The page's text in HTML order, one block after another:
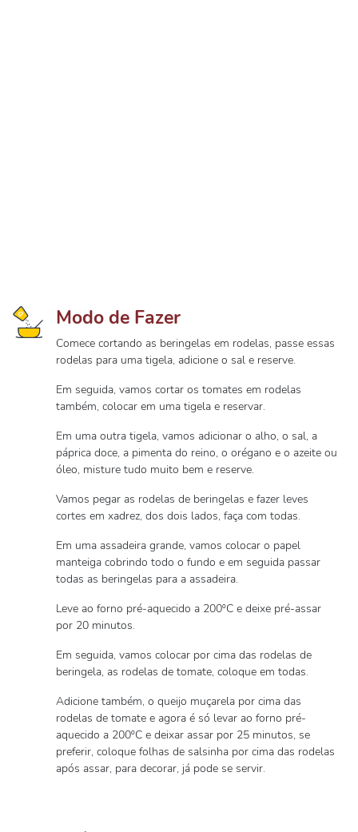
Modo de Fazer
Comece cortando as beringelas em rodelas, passe essas
rodelas para uma tigela, adicione o sal e reserve.
Em seguida, vamos cortar os tomates em rodelas
também, colocar em uma tigela e reservar.
Em uma outra tigela, vamos adicionar o alho, o sal, a
páprica doce, a pimenta do reino, o orégano e o azeite ou
óleo, misture tudo muito bem e reserve.
Vamos pegar as rodelas de beringelas e fazer leves
cortes em xadrez, dos dois lados, faça com todas.
Em uma assadeira grande, vamos colocar o papel
manteiga cobrindo todo o fundo e em seguida passar
todas as beringelas para a assadeira.
Leve ao forno pré-aquecido a 200ºC e deixe pré-assar
por 20 minutos.
Em seguida, vamos colocar por cima das rodelas de
beringela, as rodelas de tomate, coloque em todas.
Adicione também, o queijo muçarela por cima das
rodelas de tomate e agora é só levar ao forno pré-
aquecido a 200ºC e deixar assar por 25 minutos, se
preferir, coloque folhas de salsinha por cima das rodelas
após assar, para decorar, já pode se servir.